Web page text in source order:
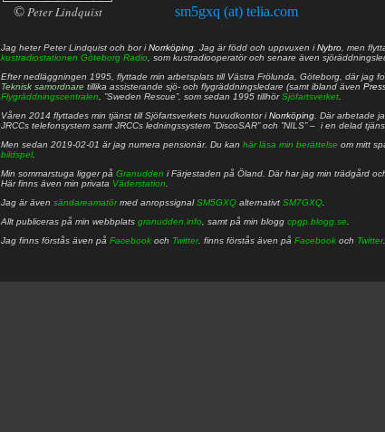
© Peter Lindquist sm5gxq (at) telia.com
Jag heterPeter Lindquist och bor iNorrköping . Jag är född och uppvuxen iNybro , men
kustradiostationen Göteborg Radio , som kustradiooperatör och senare även
Efter nedläggningen 1995, flyttade min arbetsplats till Västra Frölunda, Göteborg, där jag
Teknisk samordnare tillika assisterande sjö- och flygräddningsledare (samt ibland även
Flygräddningscentralen , ”Sweden Rescue”, som sedan 1995 tillhörSjöfartsverket
Våren 2014 flyttades min tjänst till Sjöfartsverkets huvudkontor iNorrköping . Där arbetade
JRCCs telefonsystem samt JRCCs ledningssystem ”DiscoSAR” och ”NILS” – i en delad
Men sedan 2019-02-01 är jag numera pensionär. Du kan här läsa min berättelse om mitt
bildspel.
Min sommarstuga ligger på Granudden i Färjestaden på Öland. Där har jag min trädgård
Här finns även min privata Väderstation
Jag är även sändareamatörmed anropssignalSM5GXQ alternativt SM7GXQ
Allt publiceras på min webbplats granudden.info , samt på min blogg cpgp.blogg.se
Jag finns förstås även på Facebook och Twitter. finns förstås även på Facebook och Twitter.